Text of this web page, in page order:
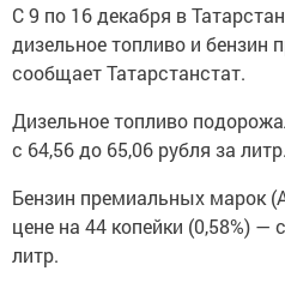
С 9 по 16 декабря в
дизельное топливо и бензин
сообщает Татарстанстат.
Дизельное топливо
с 64,56 до 65,06 рубля за литр.
Бензин премиальных марок
цене на 44 копейки (0,58%) —
литр.